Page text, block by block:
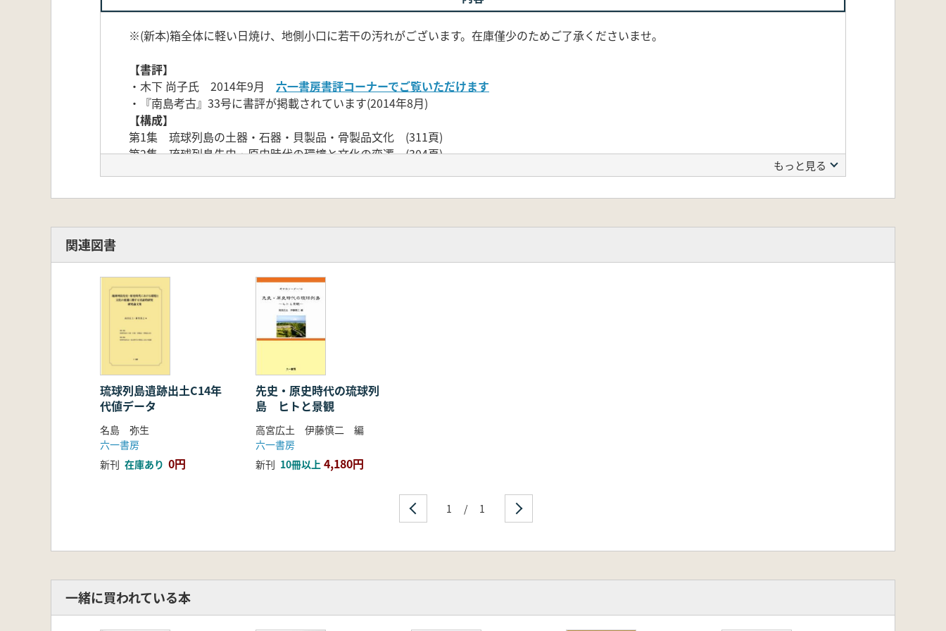
※(新本)箱全体に軽い日焼け、地側小口に若干の汚れがございます。在庫僅少のためご了承くださいませ。
【書評】
・木下 尚子氏 2014年9月 六一書房書評コーナーでご覧いただけます
・『南島考古』33号に書評が掲載されています(2014年8月)
【構成】
第1集 琉球列島の土器・石器・貝製品・骨製品文化 (311頁)
第2集 琉球列島先史・原史時代の環境と文化の変遷 (304頁)
新学術領域『環太平洋の環境文明史(平成21～25年度)』の琉球班では「琉球環境文化史研究会」と称する研究会を9回開催した。この
40代前半がメンバーの中心であった。本書は、のべ70本以上の発表をもとにした、琉球列島考古学に関する最新、斬新かつ総合的な論
文集である。
【目次】
※名島弥生氏の附属資料を電子書籍で無料公開しております
電子書籍のご利用方法はこちらをご覧ください
<第1集>
新里貴之 琉球列島の先史時代名称と時期区分
第Ⅰ部 土器文化
第1章 土器出現期をめぐる問題(前1期)
山崎真治 旧石器時代から貝塚時代へ 起源論研究の現状とその行方
伊藤 圭 ヤブチ式前後の土器相について
第2章 九州縄文時代中期土器群と在地土器群(前2期)
横尾昌樹 貝塚時代前2期の土器編年について―室川下層式土器の研究を主体として
相美伊久雄 琉球列島の九州縄文時代中期土器について
第3章 奄美・沖縄共通の土器群:いわゆる「奄美系」土器群をめぐって(前3期～前4期前半)
崎原恒寿 点刻線文系土器群について 伊波式、荻堂式、大山式土器についての若干の考察
瀬戸哲也 室川式・室川上層式および関連土器群の再検討
第5章 在地土器群と九州弥生・古墳時代土器文化の関わり(前5期後半～後1期)
森田太樹 奄美諸島における前5期の土器について
もっと見る
関連図書
琉球列島遺跡出土C14年
代値データ
名島 弥生
六一書房
新刊 在庫あり 0円
先史・原史時代の琉球列
島 ヒトと景観
高宮広土 伊藤慎二 編
六一書房
新刊 10冊以上 4,180円
1 / 1
一緒に買われている本